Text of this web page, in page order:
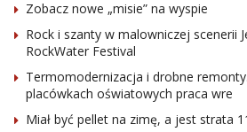
Zobacz nowe „misie” na wyspie
Rock i szanty w malowniczej scenerii
RockWater Festival
Termomodernizacja i drobne
placówkach oświatowych praca wre
Miał być pellet na zimę, a jest strata